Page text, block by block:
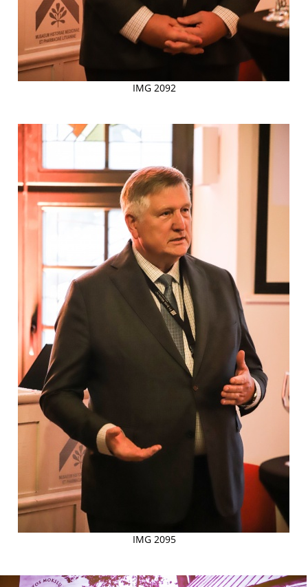
IMG 2092
IMG 2095